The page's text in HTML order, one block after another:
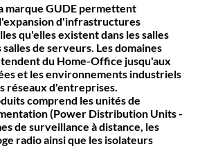
marque GUDE permettent
d'infrastructures
qu'elles existent dans les salles
de serveurs. Les domaines
du Home-Office jusqu'aux
et les environnements industriels
réseaux d'entreprises.
comprend les unités de
(Power Distribution Units -
de surveillance à distance, les
radio ainsi que les isolateurs